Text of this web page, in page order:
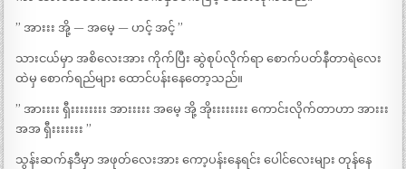
” အားးး အို့ — အမေ့ — ဟင့် အင့် ”
သားငယ်မှာ အစိလေးအား ကိုက်ပြီး ဆွဲစုပ်လိုက်ရာ စောက်ပတ်နီတာရဲလေး
ထဲမှ စောက်ရည်များ ထောင်ပန်းနေတော့သည်။
” အားးးး ရှီးးးးးးးး အားးးးး အမေ့ အို့ အိုးးးးးးးး ကောင်းလိုက်တာဟာ အားးး
အအ ရှီးးးးးးး ”
သွန်းဆက်နဒီမှာ အဖုတ်လေးအား ကော့ပန်းနေရင်း ပေါင်လေးများ တုန်နေ